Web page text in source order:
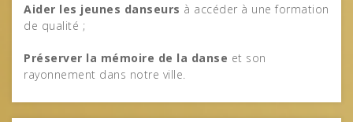
Aider les jeunes danseurs à accéder à une formation
de qualité ;
Préserver la mémoire de la danse et son
rayonnement dans notre ville.